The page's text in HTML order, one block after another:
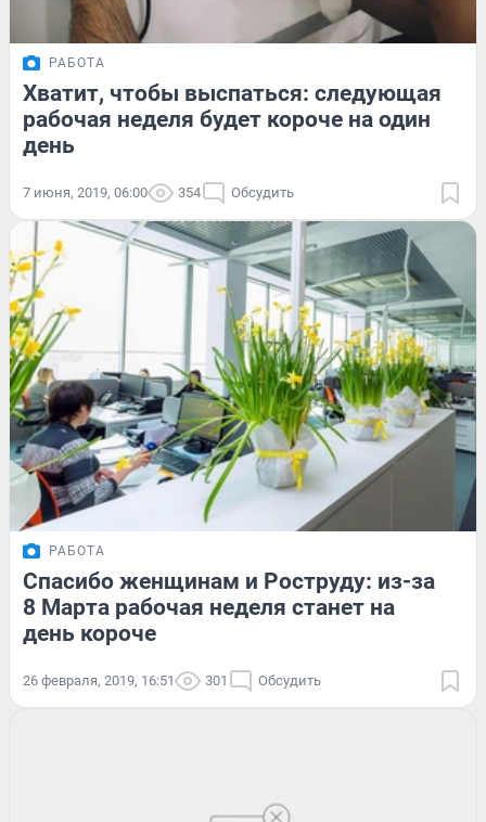
РАБОТА
Хватит, чтобы выспаться: следующая
рабочая неделя будет короче на один
день
7 июня, 2019, 06:00 354 Обсудить
РАБОТА
Спасибо женщинам и Роструду: из-за
8 Марта рабочая неделя станет на
день короче
26 февраля, 2019, 16:51 301 Обсудить